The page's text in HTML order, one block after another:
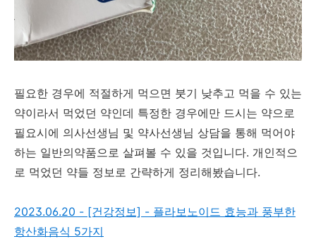
필요한 경우에 적절하게 먹으면 붓기 낮추고 먹을 수 있는
약이라서 먹었던 약인데 특정한 경우에만 드시는 약으로
필요시에 의사선생님 및 약사선생님 상담을 통해 먹어야
하는 일반의약품으로 살펴볼 수 있을 것입니다. 개인적으
로 먹었던 약들 정보로 간략하게 정리해봤습니다.
2023.06.20 - [건강정보] - 플라보노이드 효능과 풍부한
항산화음식 5가지